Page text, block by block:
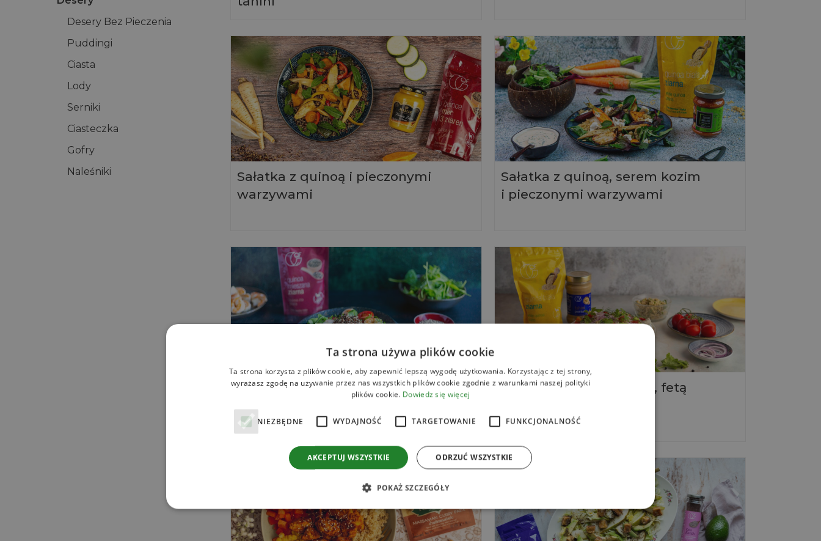
Desery Bez Pieczenia
Puddingi
Ciasta
Lody
Serniki
Ciasteczka
Gofry
Naleśniki
Sałatka z quinoą i pieczonymi
warzywami
Sałatka z quinoą, serem kozim
i pieczonymi warzywami
Szybka sałatka z grillowanymi
Sałatka z quinoa, tahini, fetą
Ta strona używa plików cookie
Ta strona korzysta z plików cookie, aby zapewnić lepszą wygodę użytkowania. Korzystając z tej strony,
wyrażasz zgodę na używanie przez nas wszystkich plików cookie zgodnie z warunkami naszej polityki
plików cookie. Dowiedz się więcej
NIEZBĘDNE WYDAJNOŚĆ TARGETOWANIE FUNKCJONALNOŚĆ
AKCEPTUJ WSZYSTKIE ODRZUĆ WSZYSTKIE
POKAŻ SZCZEGÓŁY